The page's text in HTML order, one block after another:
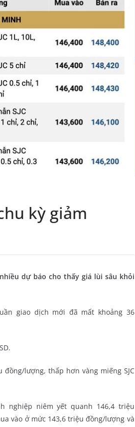
kỳ giảm
dự báo cho thấy giá lùi sâu khỏi
giao dịch mới đã mất khoảng 36
lượng, thấp hơn vàng miếng SJC
nghiệp niêm yết quanh 146,4 triệu
vào ở mức 143,6 triệu đồng/lượng và